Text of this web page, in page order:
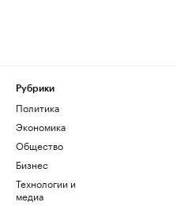
Рубрики
Политика
Экономика
Общество
Бизнес
Технологии и
медиа